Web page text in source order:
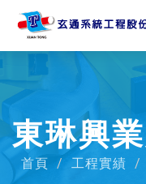
東琳興
首頁 工程實績